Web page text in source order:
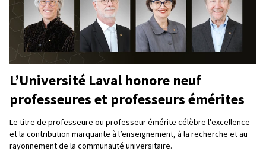
L’Université Laval honore neuf
professeures et professeurs émérites
Le titre de professeure ou professeur émérite célèbre l'excellence
et la contribution marquante à l’enseignement, à la recherche et au
rayonnement de la communauté universitaire.